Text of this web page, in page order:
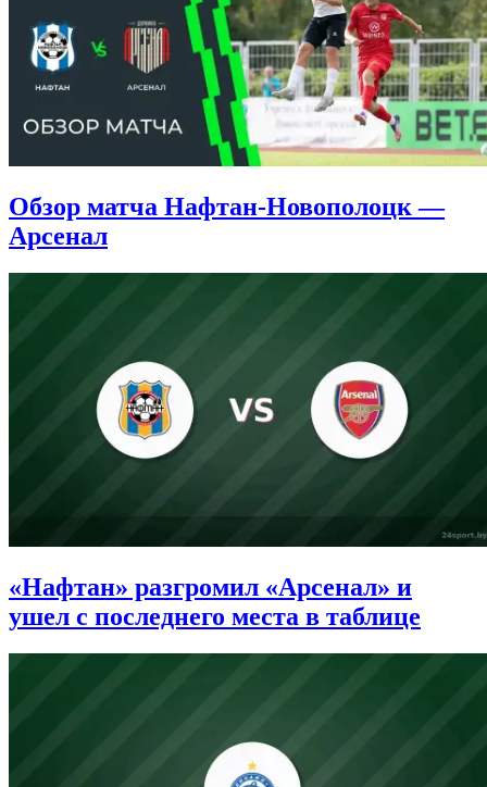
Обзор матча Нафтан-Новополоцк —
Арсенал
«Нафтан» разгромил «Арсенал» и
ушел с последнего места в таблице